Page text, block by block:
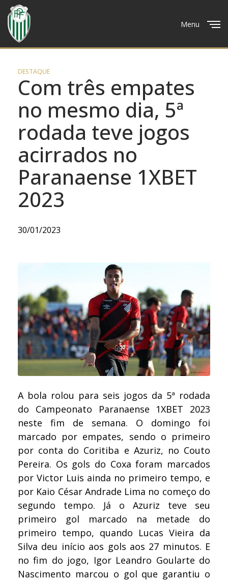
Menu
DESTAQUE
Com três empates
no mesmo dia, 5ª
rodada teve jogos
acirrados no
Paranaense 1XBET
2023
30/01/2023
A bola rolou para seis jogos da 5ª rodada
do Campeonato Paranaense 1XBET 2023
neste fim de semana. O domingo foi
marcado por empates, sendo o primeiro
por conta do Coritiba e Azuriz, no Couto
Pereira. Os gols do Coxa foram marcados
por Victor Luis ainda no primeiro tempo, e
por Kaio César Andrade Lima no começo do
segundo tempo. Já o Azuriz teve seu
primeiro gol marcado na metade do
primeiro tempo, quando Lucas Vieira da
Silva deu início aos gols aos 27 minutos. E
no fim do jogo, Igor Leandro Goularte do
Nascimento marcou o gol que garantiu o